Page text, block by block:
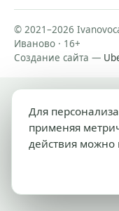
© 2021–2026
Иваново · 16+
Создание сайта —
Для
применяя
действия можно